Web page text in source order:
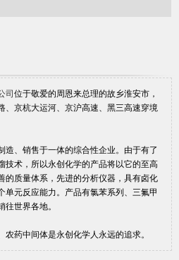
司位于敬爱的周恩来总理的故乡淮安市，
、京杭大运河、京沪高速、黑三高速穿境
、销售于一体的综合性企业。由于有了
技术，所以永创化学的产品将以它的至高
的质量体系，先进的分析仪器，具有卤化
单元反应能力。产品有氯苯系列、三氟甲
世界各地。
药中间体是永创化学人永远的追求。